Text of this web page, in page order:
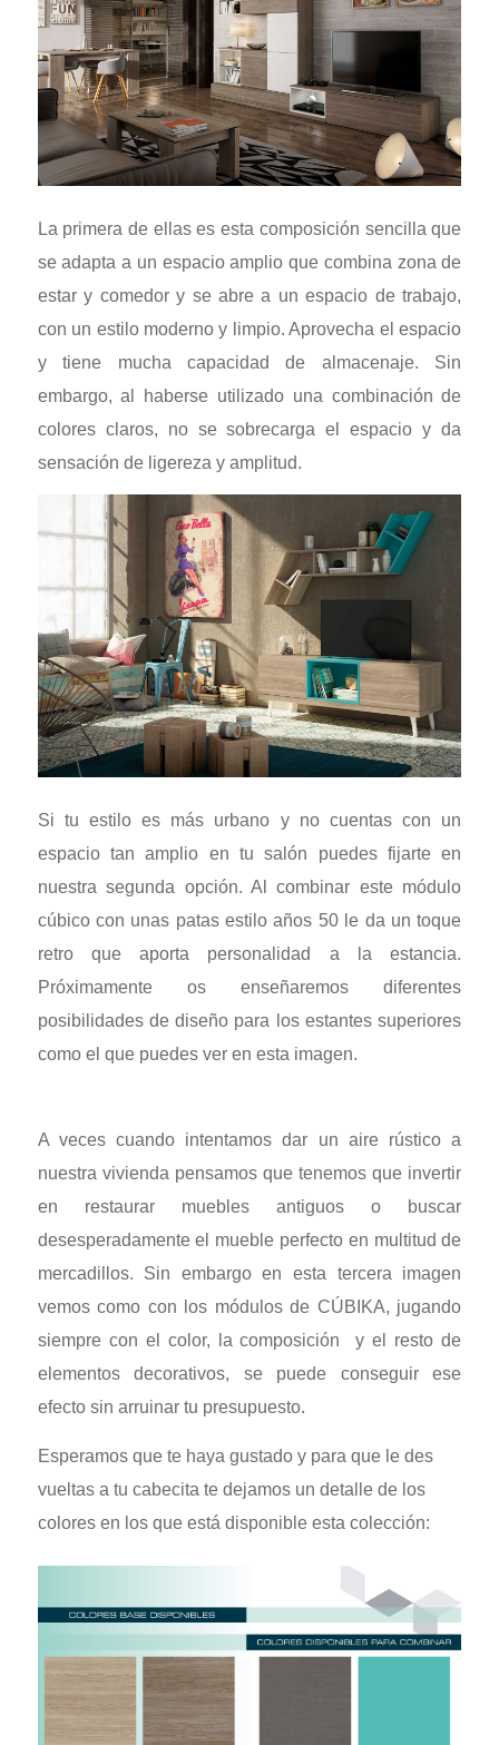
La primera de ellas es esta composición sencilla que
se adapta a un espacio amplio que combina zona de
estar y comedor y se abre a un espacio de trabajo,
con un estilo moderno y limpio. Aprovecha el espacio
y tiene mucha capacidad de almacenaje. Sin
embargo, al haberse utilizado una combinación de
colores claros, no se sobrecarga el espacio y da
sensación de ligereza y amplitud.
Si tu estilo es más urbano y no cuentas con un
espacio tan amplio en tu salón puedes fijarte en
nuestra segunda opción. Al combinar este módulo
cúbico con unas patas estilo años 50 le da un toque
retro que aporta personalidad a la estancia.
Próximamente os enseñaremos diferentes
posibilidades de diseño para los estantes superiores
como el que puedes ver en esta imagen.
A veces cuando intentamos dar un aire rústico a
nuestra vivienda pensamos que tenemos que invertir
en restaurar muebles antiguos o buscar
desesperadamente el mueble perfecto en multitud de
mercadillos. Sin embargo en esta tercera imagen
vemos como con los módulos de CÚBIKA, jugando
siempre con el color, la composición y el resto de
elementos decorativos, se puede conseguir ese
efecto sin arruinar tu presupuesto.
Esperamos que te haya gustado y para que le des
vueltas a tu cabecita te dejamos un detalle de los
colores en los que está disponible esta colección: